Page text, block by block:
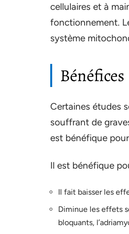
cellulaires et à
fonctionnement.
système
Bénéfices
Certaines études
souffrant de
est bénéfique
Il est bénéfique
Il fait baisser les
Diminue les effets
bloquants,